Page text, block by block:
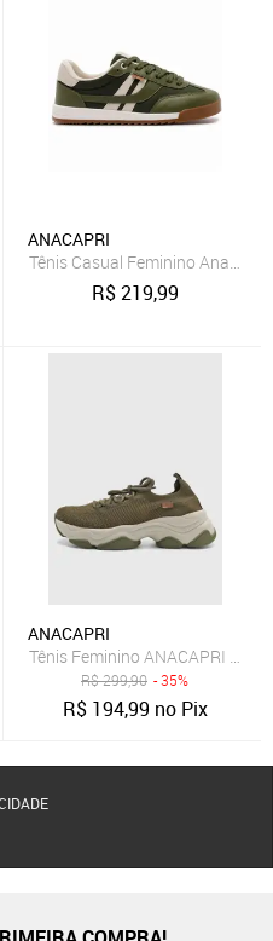
Baixo Verde
ANACAPRI
Tênis Casual Feminino
R$219,99
ANACAPRI
Tênis Feminino ANACAPRI
R$299,90 - 35%
R$ 194,99 no Pix